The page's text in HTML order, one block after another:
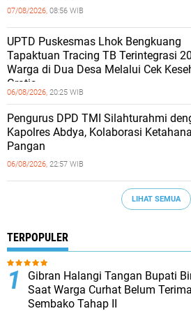
07/08/2026, 08:56 WIB
UPTD Puskesmas Lhok Bengkuang
Tapaktuan ‎Tracing TB Terintegrasi
Warga di Dua Desa Melalui Cek
Gratis
06/08/2026, 20:25 WIB
Pengurus DPD TMI Silahturahmi
Kapolres Abdya, Kolaborasi
Pangan
06/08/2026, 22:57 WIB
LIHAT SEMUA
TERPOPULER
Gibran Halangi Tangan Bupati
Saat Warga Curhat Belum Terima
Sembako Tahap II